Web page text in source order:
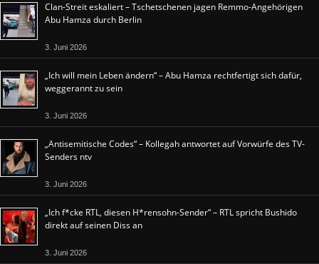
Clan-Streit eskaliert – Tschetschenen jagen Remmo-Angehörigen
Abu Hamza durch Berlin
3. Juni 2026
„Ich will mein Leben ändern“ – Abu Hamza rechtfertigt sich dafür,
weggerannt zu sein
3. Juni 2026
„Antisemitische Codes“ – Kollegah antwortet auf Vorwürfe des TV-
Senders ntv
3. Juni 2026
„Ich f*cke RTL, diesen H*rensohn-Sender“ – RTL spricht Bushido
direkt auf seinen Diss an
3. Juni 2026